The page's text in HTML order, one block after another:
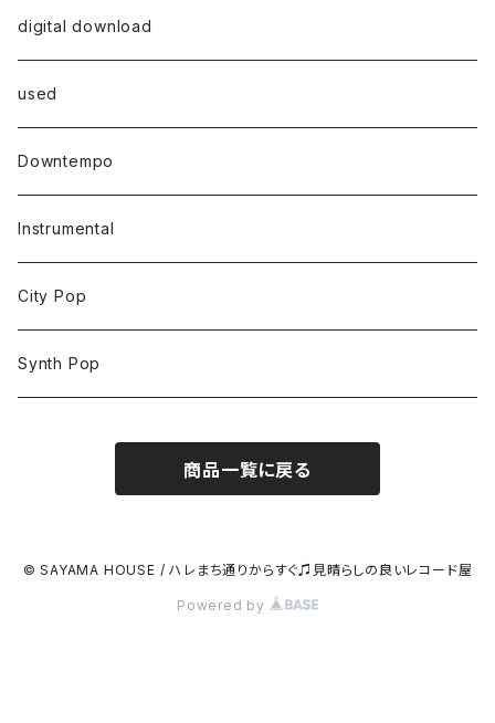
digital download
used
Downtempo
Instrumental
City Pop
Synth Pop
商品一覧に戻る
© SAYAMA HOUSE / ハレまち通りからすぐ♫見晴らしの良いレコード屋
Powered by